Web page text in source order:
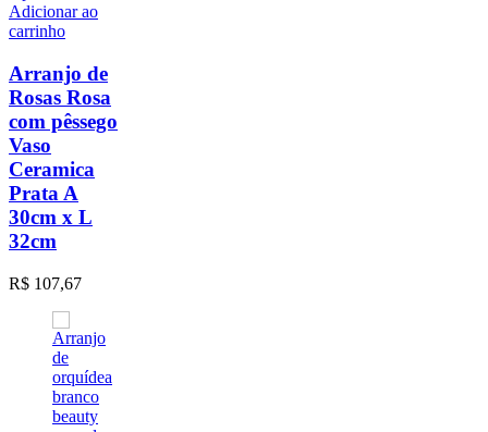
Adicionar ao
carrinho
Arranjo de
Rosas Rosa
com pêssego
Vaso
Ceramica
Prata A
30cm x L
32cm
R$ 107,67